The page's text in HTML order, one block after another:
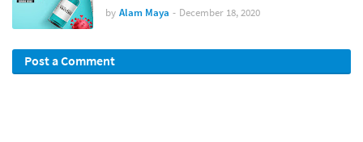
by Alam Maya - December 18, 2020
Post a Comment